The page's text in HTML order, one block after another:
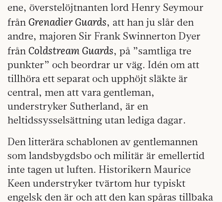
ene, överstelöjtnanten lord Henry Seymour
från Grenadier Guards, att han ju slår den
andre, majoren Sir Frank Swinnerton Dyer
från Coldstream Guards, på ”samtliga tre
punkter” och beordrar ur väg. Idén om att
tillhöra ett separat och upphöjt släkte är
central, men att vara gentleman,
understryker Sutherland, är en
heltidssysselsättning utan lediga dagar.
Den litterära schablonen av gentlemannen
som landsbygdsbo och militär är emellertid
inte tagen ut luften. Historikern Maurice
Keen understryker tvärtom hur typiskt
engelsk den är och att den kan spåras tillbaka